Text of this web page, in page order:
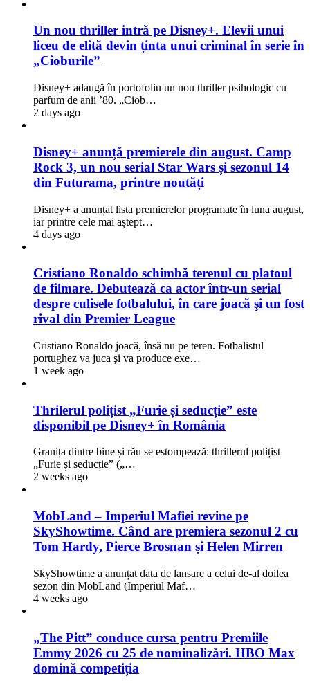
Un nou thriller intră pe Disney+. Elevii unui
liceu de elită devin ținta unui criminal în serie în
„Cioburile”
Disney+ adaugă în portofoliu un nou thriller psihologic cu
parfum de anii ’80. „Ciob…
2 days ago
Disney+ anunță premierele din august. Camp
Rock 3, un nou serial Star Wars și sezonul 14
din Futurama, printre noutăți
Disney+ a anunțat lista premierelor programate în luna august,
iar printre cele mai aștept…
4 days ago
Cristiano Ronaldo schimbă terenul cu platoul
de filmare. Debutează ca actor într-un serial
despre culisele fotbalului, în care joacă şi un fost
rival din Premier League
Cristiano Ronaldo joacă, însă nu pe teren. Fotbalistul
portughez va juca şi va produce exe…
1 week ago
Thrilerul polițist „Furie și seducție” este
disponibil pe Disney+ în România
Granița dintre bine și rău se estompează: thrillerul polițist
„Furie și seducție” („…
2 weeks ago
MobLand – Imperiul Mafiei revine pe
SkyShowtime. Când are premiera sezonul 2 cu
Tom Hardy, Pierce Brosnan și Helen Mirren
SkyShowtime a anunțat data de lansare a celui de-al doilea
sezon din MobLand (Imperiul Maf…
4 weeks ago
„The Pitt” conduce cursa pentru Premiile
Emmy 2026 cu 25 de nominalizări. HBO Max
domină competiția